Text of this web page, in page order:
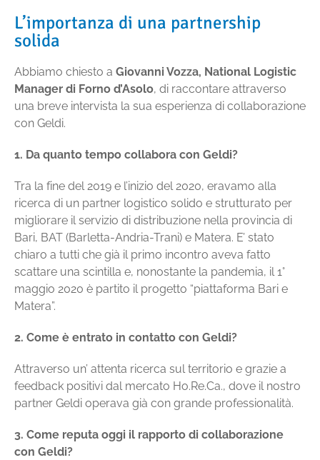
L’importanza di una partnership
solida
Abbiamo chiesto a Giovanni Vozza, National Logistic
Manager di Forno d’Asolo, di raccontare attraverso
una breve intervista la sua esperienza di collaborazione
con Geldi.
1. Da quanto tempo collabora con Geldi?
Tra la fine del 2019 e l’inizio del 2020, eravamo alla
ricerca di un partner logistico solido e strutturato per
migliorare il servizio di distribuzione nella provincia di
Bari, BAT (Barletta-Andria-Trani) e Matera. E’ stato
chiaro a tutti che già il primo incontro aveva fatto
scattare una scintilla e, nonostante la pandemia, il 1°
maggio 2020 è partito il progetto “piattaforma Bari e
Matera”.
2. Come è entrato in contatto con Geldi?
Attraverso un’ attenta ricerca sul territorio e grazie a
feedback positivi dal mercato Ho.Re.Ca., dove il nostro
partner Geldi operava già con grande professionalità.
3. Come reputa oggi il rapporto di collaborazione
con Geldi?